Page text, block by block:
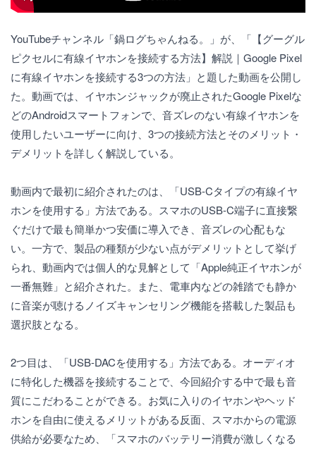
YouTubeチャンネル「鍋ログちゃんねる。」が、「【グーグル
ピクセルに有線イヤホンを接続する方法】解説｜Google Pixel
に有線イヤホンを接続する3つの方法」と題した動画を公開し
た。動画では、イヤホンジャックが廃止されたGoogle Pixelな
どのAndroidスマートフォンで、音ズレのない有線イヤホンを
使用したいユーザーに向け、3つの接続方法とそのメリット・
デメリットを詳しく解説している。
動画内で最初に紹介されたのは、「USB-Cタイプの有線イヤ
ホンを使用する」方法である。スマホのUSB-C端子に直接繋
ぐだけで最も簡単かつ安価に導入でき、音ズレの心配もな
い。一方で、製品の種類が少ない点がデメリットとして挙げ
られ、動画内では個人的な見解として「Apple純正イヤホンが
一番無難」と紹介された。また、電車内などの雑踏でも静か
に音楽が聴けるノイズキャンセリング機能を搭載した製品も
選択肢となる。
2つ目は、「USB-DACを使用する」方法である。オーディオ
に特化した機器を接続することで、今回紹介する中で最も音
質にこだわることができる。お気に入りのイヤホンやヘッド
ホンを自由に使えるメリットがある反面、スマホからの電源
供給が必要なため、「スマホのバッテリー消費が激しくなる